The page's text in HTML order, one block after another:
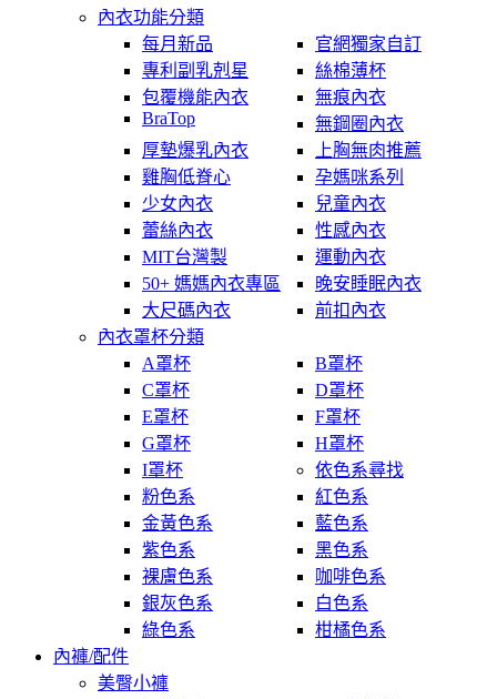
內衣功能分類
每月新品
官網獨家自訂
專利副乳剋星
絲棉薄杯
包覆機能內衣
無痕內衣
BraTop
無鋼圈內衣
厚墊爆乳內衣
上胸無肉推薦
雞胸低脊心
孕媽咪系列
少女內衣
兒童內衣
蕾絲內衣
性感內衣
MIT台灣製
運動內衣
50+ 媽媽內衣專區
晚安睡眠內衣
大尺碼內衣
前扣內衣
內衣罩杯分類
A罩杯
B罩杯
C罩杯
D罩杯
E罩杯
F罩杯
G罩杯
H罩杯
I罩杯
依色系尋找
粉色系
紅色系
金黃色系
藍色系
紫色系
黑色系
裸膚色系
咖啡色系
銀灰色系
白色系
綠色系
柑橘色系
內褲/配件
美臀小褲